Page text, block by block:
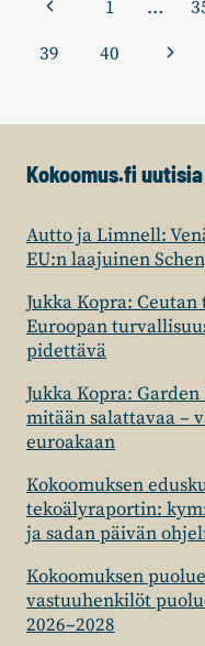
Edellinen
sivu
1 …
39
40
Kokoomus.fi uutisia
Autto ja Limnell:
EU:n laajuinen
Jukka Kopra:
Euroopan
pidettävä
Jukka Kopra:
mitään salattavaa –
euroakaan
Kokoomuksen
tekoälyraportin:
ja sadan päivän
Kokoomuksen
vastuuhenkilöt
2026–2028